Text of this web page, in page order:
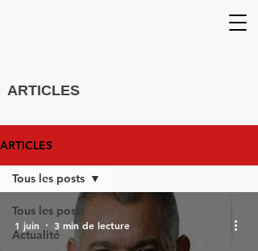
ARTICLES
ARTICLES
Tous les posts
Actualité
Tous les posts
1 juin 3 min de lecture